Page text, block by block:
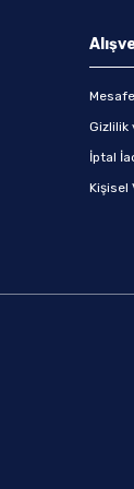
Gizlilik
İptal
Kişisel